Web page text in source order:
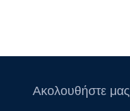
Ακολουθήστε μας